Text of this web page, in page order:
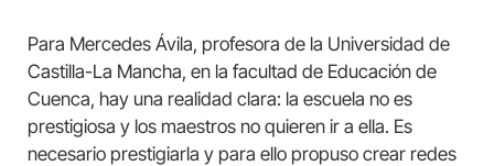
Para Mercedes Ávila, profesora de la Universidad de
Castilla-La Mancha, en la facultad de Educación de
Cuenca, hay una realidad clara: la escuela no es
prestigiosa y los maestros no quieren ir a ella. Es
necesario prestigiarla y para ello propuso crear redes